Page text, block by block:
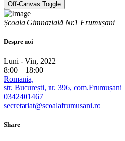
Off-Canvas Toggle
Școala Gimnazială Nr.1 Frumușani
Despre noi
Luni - Vin, 2022
8:00 – 18:00
Romania,
str. București, nr. 396, com.Frumușani
0342401467
secretariat@scoalafrumusani.ro
Share